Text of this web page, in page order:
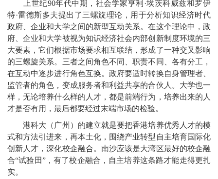
上世纪90年代中期，社会学家亨利·埃茨科威兹和罗伊
特·雷德斯多夫提出了三螺旋理论，用于分析知识经济时代
政府、企业和大学之间的新型互动关系。在这个理论中，政
府、企业和大学被视为知识经济社会内部创新制度环境的三
大要素，它们根据市场要求相互联结，形成了一种交叉影响
的三螺旋关系。三者之间角色不同、职责不同、各有分工，
在互动中逐步进行角色互换。政府要适时转换自身管理者、
监管者的角色，变成服务者和利益共享的合伙人。大学也一
样，无论培养什么样的人才，都是前端行为，培养出来的人
才是否有用，最后都要经过末端市场的检验。
港科大（广州）的建立就是要把香港培养优秀人才的模
式和方法引进来，再本土化，围绕产业转型自主培育国际化
创新人才，深化校企融合。南沙应该是大湾区最好的校企融
合“试验田”，有了校企融合，自主培养这条路才能走得更扎
实。